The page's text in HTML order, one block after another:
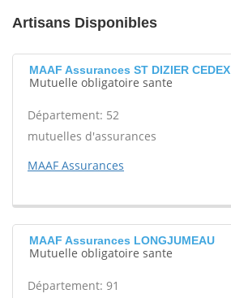
Artisans Disponibles
MAAF Assurances ST DIZIER CEDEX
Mutuelle obligatoire sante
Département: 52
mutuelles d'assurances
MAAF Assurances
MAAF Assurances LONGJUMEAU
Mutuelle obligatoire sante
Département: 91